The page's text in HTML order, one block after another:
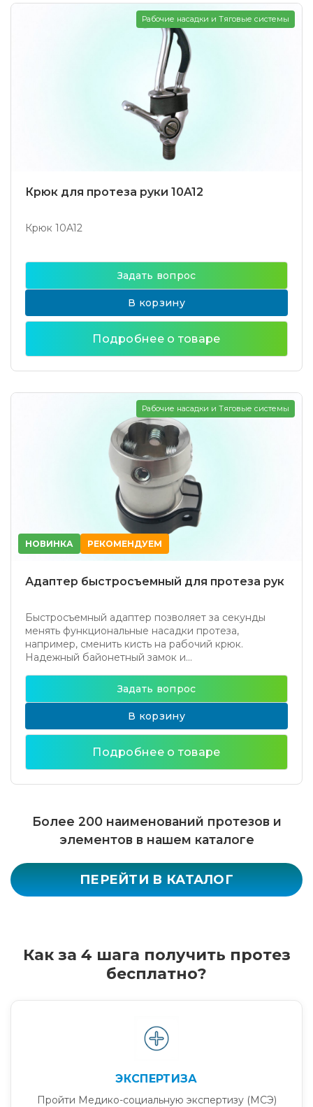
Крюк для протеза руки 10A12
Крюк 10A12
Рабочие насадки и Тяговые системы
Задать вопрос
В корзину
Подробнее о товаре
НОВИНКА РЕКОМЕНДУЕМ
Адаптер быстросъемный для протеза рук
Быстросъемный адаптер позволяет за секунды
менять функциональные насадки протеза,
например, сменить кисть на рабочий крюк.
Надежный байонетный замок и...
Рабочие насадки и Тяговые системы
Задать вопрос
В корзину
Подробнее о товаре
Более 200 наименований протезов и
элементов в нашем каталоге
ПЕРЕЙТИ В КАТАЛОГ
Как за 4 шага получить протез
бесплатно?
ЭКСПЕРТИЗА
Пройти Медико-социальную экспертизу (МСЭ)